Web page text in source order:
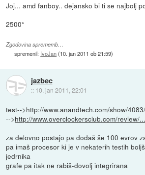
Joj... amd fanboy.. dejansko bi ti se najbolj
2500*
Zgodovina sprememb…
spremenil: IvoJan(10. jan 2011 ob 21:59)
jazbec
:: 10. jan 2011, 22:01
test-->http://www.anandtech.com/show/
-->http://www.overclockersclub.com/review/...
za delovno postajo pa dodaš še 100 evrov
pa imaš procesor ki je v nekaterih testih
jedrnika
grafe pa itak ne rabiš-dovolj integrirana